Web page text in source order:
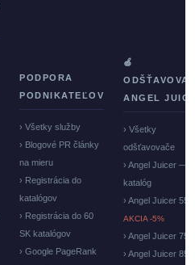
PODPORA
PODNIKATEĽOV
› Všetky služby
› Blogové PR články
na mieru
› Registrácia do
katalógov
› Registrácia do 60
SK katalógov
› Google PageRank
🍏
ANGEL
› Všetky
odšťavovače
› Angel Juicer —
katalóg
› Angel Juicer
AKCIA -5%
› Angel Juicer
› Angel Juicer